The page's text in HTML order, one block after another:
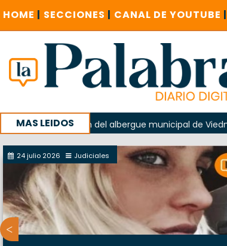
HOME | SECCIONES | CANAL DE YOUTUBE |
MAS LEIDOS
explosión del albergue municipal de Viedma
con un encuentro provincial en Roca
24 julio 2026 Judiciales